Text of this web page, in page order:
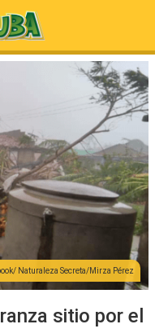
Naturaleza Secreta/Mirza Pérez
sitio por el